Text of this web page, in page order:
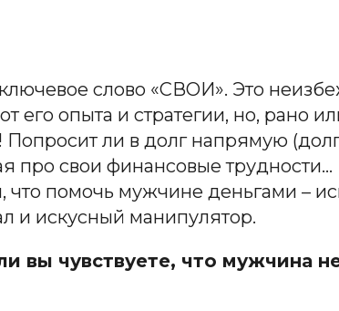
слово «СВОИ». Это
его опыта и стратегии, но, рано
ли в долг напрямую
про свои финансовые трудности…
что помочь мужчине деньгами –
и искусный манипулятор.
вы чувствуете, что мужчина